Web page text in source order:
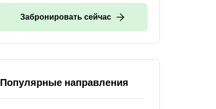
Забронировать сейчас
Популярные направления